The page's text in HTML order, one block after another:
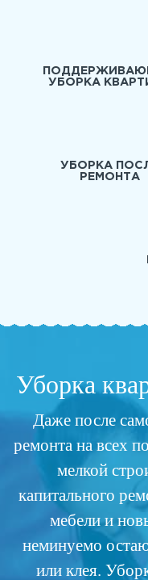
УБОРКА
УБОРКА
РЕМОНТА
Уборка
Даже после
ремонта на всех
мелкой
капитального
мебели и
неминуемо
или клея.